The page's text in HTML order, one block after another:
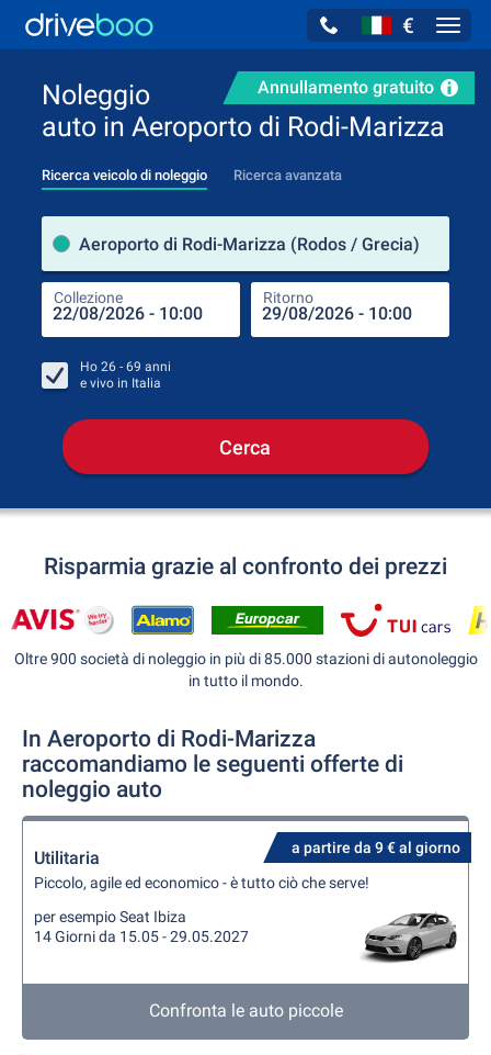
€
Annullamento gratuito
Noleggio
auto in Aeroporto di Rodi-Marizza
Ricerca veicolo di noleggio Ricerca avanzata
Aeroporto di Rodi-Marizza (Rodos / Grecia)
Collezione Ritorno
Ho 26 - 69 anni
e vivo in Italia
Cerca
Risparmia grazie al confronto dei prezzi
Oltre 900 società di noleggio in più di 85.000 stazioni di autonoleggio
in tutto il mondo.
In Aeroporto di Rodi-Marizza
raccomandiamo le seguenti offerte di
noleggio auto
a partire da 9 € al giorno
Utilitaria
Piccolo, agile ed economico - è tutto ciò che serve!
per esempio Seat Ibiza
14 Giorni da 15.05 - 29.05.2027
Confronta le auto piccole